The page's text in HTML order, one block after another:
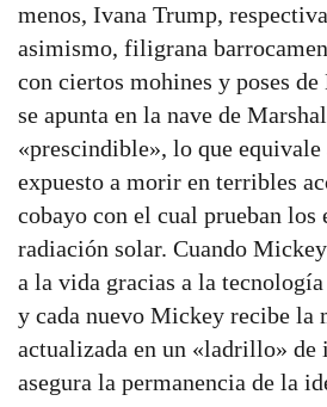
menos, Ivana Trump,
asimismo, filigrana
con ciertos mohines y poses
se apunta en la nave de
«prescindible», lo que
expuesto a morir en terribles
cobayo con el cual prueban los
radiación solar. Cuando
a la vida gracias a la
y cada nuevo Mickey recibe la
actualizada en un «ladrillo» de
asegura la permanencia de la